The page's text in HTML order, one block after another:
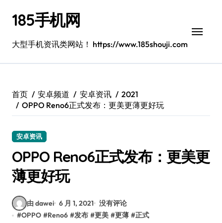
185手机网
大型手机资讯类网站！ https://www.185shouji.com
首页 安卓频道 安卓资讯
2021
OPPO Reno6正式发布：更美更薄更好玩
安卓资讯
OPPO Reno6正式发布：更美更
薄更好玩
由 dawei 6 月 1, 2021 没有评论
#OPPO #Reno6 #发布 #更美 #更薄 #正式